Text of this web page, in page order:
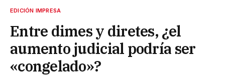
EDICIÓN IMPRESA
Entre dimes y diretes, ¿el
aumento judicial podría ser
«congelado»?